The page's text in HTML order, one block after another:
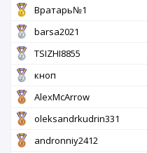
Вратарь№1
barsa2021
TSIZHI8855
кноп
AlexMcArrow
oleksandrkudrin331
andronniy2412